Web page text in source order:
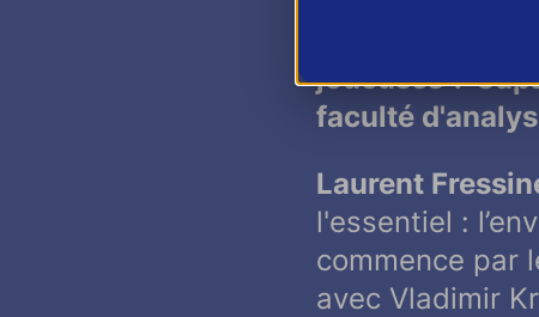
caractères
joueuses ?
faculté
Laurent
l'essentiel :
commence par
avec Vladimir